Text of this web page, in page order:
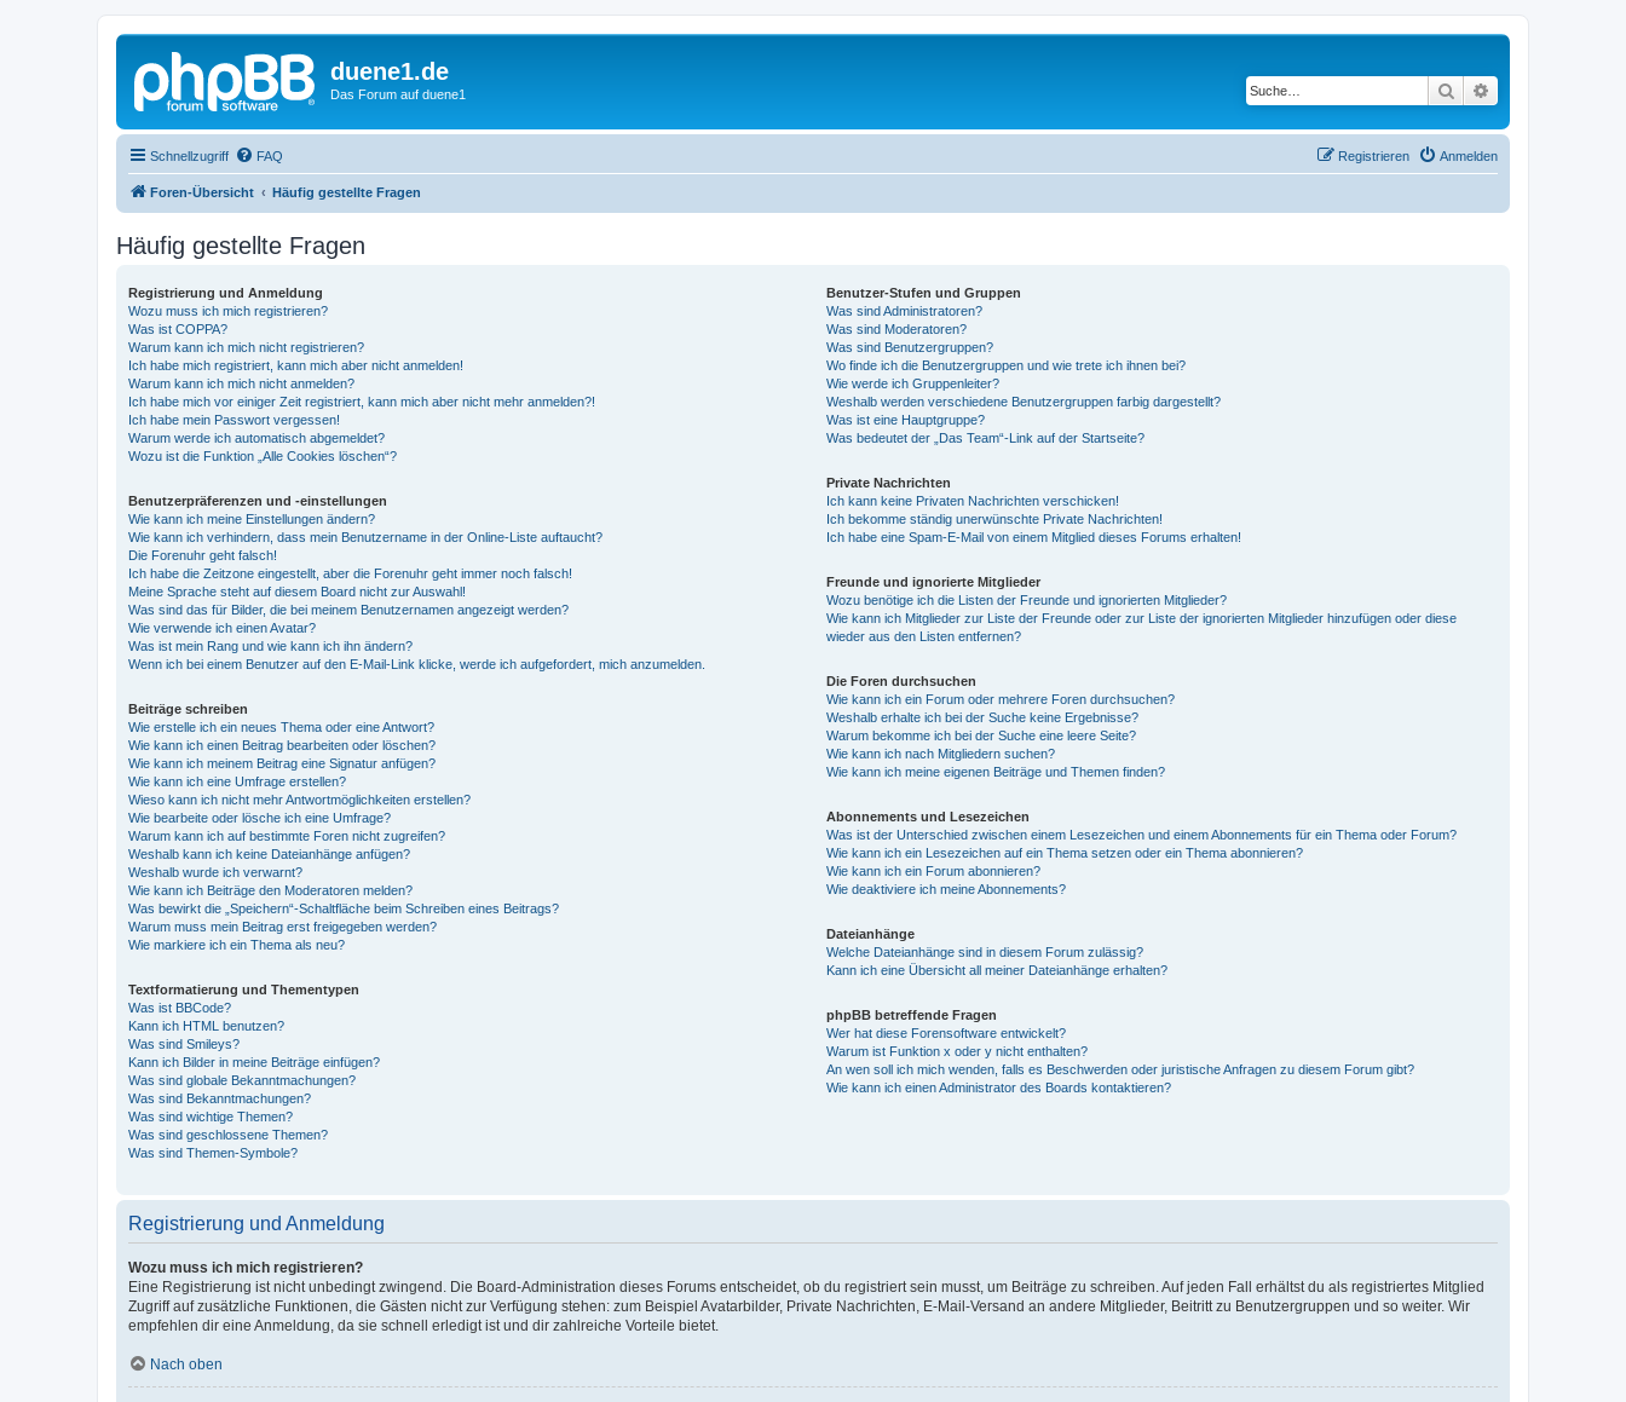
duene1.de
Das Forum auf duene1 Suche
Schnellzugriff FAQ Anmelden
Registrieren
Foren-Übersicht Häufig gestellte Fragen
Häufig gestellte Fragen
Registrierung und Anmeldung
Wozu muss ich mich registrieren?
Was ist COPPA?
Warum kann ich mich nicht registrieren?
Ich habe mich registriert, kann mich aber nicht anmelden!
Warum kann ich mich nicht anmelden?
Ich habe mich vor einiger Zeit registriert, kann mich aber nicht mehr anmelden?!
Ich habe mein Passwort vergessen!
Warum werde ich automatisch abgemeldet?
Wozu ist die Funktion „Alle Cookies löschen“?
Benutzerpräferenzen und -einstellungen
Wie kann ich meine Einstellungen ändern?
Wie kann ich verhindern, dass mein Benutzername in der Online-Liste auftaucht?
Die Forenuhr geht falsch!
Ich habe die Zeitzone eingestellt, aber die Forenuhr geht immer noch falsch!
Meine Sprache steht auf diesem Board nicht zur Auswahl!
Was sind das für Bilder, die bei meinem Benutzernamen angezeigt werden?
Wie verwende ich einen Avatar?
Was ist mein Rang und wie kann ich ihn ändern?
Wenn ich bei einem Benutzer auf den E-Mail-Link klicke, werde ich aufgefordert, mich anzumelden.
Beiträge schreiben
Wie erstelle ich ein neues Thema oder eine Antwort?
Wie kann ich einen Beitrag bearbeiten oder löschen?
Wie kann ich meinem Beitrag eine Signatur anfügen?
Wie kann ich eine Umfrage erstellen?
Wieso kann ich nicht mehr Antwortmöglichkeiten erstellen?
Wie bearbeite oder lösche ich eine Umfrage?
Warum kann ich auf bestimmte Foren nicht zugreifen?
Weshalb kann ich keine Dateianhänge anfügen?
Weshalb wurde ich verwarnt?
Wie kann ich Beiträge den Moderatoren melden?
Was bewirkt die „Speichern“-Schaltfläche beim Schreiben eines Beitrags?
Warum muss mein Beitrag erst freigegeben werden?
Wie markiere ich ein Thema als neu?
Textformatierung und Thementypen
Was ist BBCode?
Kann ich HTML benutzen?
Was sind Smileys?
Kann ich Bilder in meine Beiträge einfügen?
Was sind globale Bekanntmachungen?
Was sind Bekanntmachungen?
Was sind wichtige Themen?
Was sind geschlossene Themen?
Was sind Themen-Symbole?
Benutzer-Stufen und Gruppen
Was sind Administratoren?
Was sind Moderatoren?
Was sind Benutzergruppen?
Wo finde ich die Benutzergruppen und wie trete ich ihnen bei?
Wie werde ich Gruppenleiter?
Weshalb werden verschiedene Benutzergruppen farbig dargestellt?
Was ist eine Hauptgruppe?
Was bedeutet der „Das Team“-Link auf der Startseite?
Private Nachrichten
Ich kann keine Privaten Nachrichten verschicken!
Ich bekomme ständig unerwünschte Private Nachrichten!
Ich habe eine Spam-E-Mail von einem Mitglied dieses Forums erhalten!
Freunde und ignorierte Mitglieder
Wozu benötige ich die Listen der Freunde und ignorierten Mitglieder?
Wie kann ich Mitglieder zur Liste der Freunde oder zur Liste der ignorierten Mitglieder hinzufügen oder diese
wieder aus den Listen entfernen?
Die Foren durchsuchen
Wie kann ich ein Forum oder mehrere Foren durchsuchen?
Weshalb erhalte ich bei der Suche keine Ergebnisse?
Warum bekomme ich bei der Suche eine leere Seite?
Wie kann ich nach Mitgliedern suchen?
Wie kann ich meine eigenen Beiträge und Themen finden?
Abonnements und Lesezeichen
Was ist der Unterschied zwischen einem Lesezeichen und einem Abonnements für ein Thema oder Forum?
Wie kann ich ein Lesezeichen auf ein Thema setzen oder ein Thema abonnieren?
Wie kann ich ein Forum abonnieren?
Wie deaktiviere ich meine Abonnements?
Dateianhänge
Welche Dateianhänge sind in diesem Forum zulässig?
Kann ich eine Übersicht all meiner Dateianhänge erhalten?
phpBB betreffende Fragen
Wer hat diese Forensoftware entwickelt?
Warum ist Funktion x oder y nicht enthalten?
An wen soll ich mich wenden, falls es Beschwerden oder juristische Anfragen zu diesem Forum gibt?
Wie kann ich einen Administrator des Boards kontaktieren?
Registrierung und Anmeldung
Wozu muss ich mich registrieren?
Eine Registrierung ist nicht unbedingt zwingend. Die Board-Administration dieses Forums entscheidet, ob du registriert sein musst, um Beiträge zu schreiben. Auf jeden Fall erhältst du als registriertes Mitglied
Zugriff auf zusätzliche Funktionen, die Gästen nicht zur Verfügung stehen: zum Beispiel Avatarbilder, Private Nachrichten, E-Mail-Versand an andere Mitglieder, Beitritt zu Benutzergruppen und so weiter. Wir
empfehlen dir eine Anmeldung, da sie schnell erledigt ist und dir zahlreiche Vorteile bietet.
Nach oben